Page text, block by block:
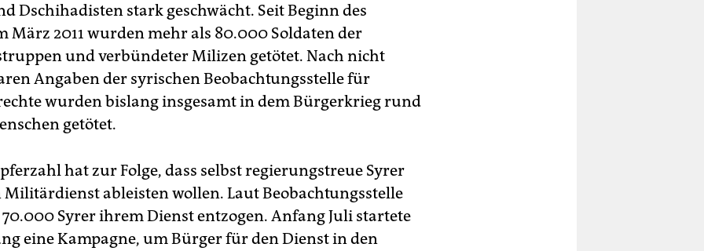
Dschihadisten stark geschwächt. Seit Beginn des
März 2011 wurden mehr als 80.000 Soldaten der
und verbündeter Milizen getötet. Nach nicht
Angaben der syrischen Beobachtungsstelle für
wurden bislang insgesamt in dem Bürgerkrieg rund
getötet.
hat zur Folge, dass selbst regierungstreue Syrer
ableisten wollen. Laut Beobachtungsstelle
Syrer ihrem Dienst entzogen. Anfang Juli startete
eine Kampagne, um Bürger für den Dienst in den